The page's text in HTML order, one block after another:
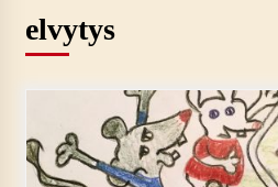
elvytys